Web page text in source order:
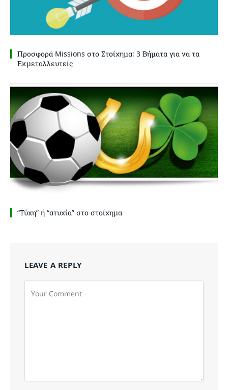
Προσφορά Missions στο Στοίχημα: 3 Βήματα για να τα
Εκμεταλλευτείς
“Τύχη” ή “ατυχία” στο στοίχημα
LEAVE A REPLY